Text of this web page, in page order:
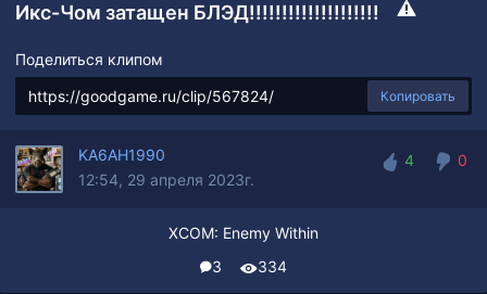
Икс-Чом затащен БЛЭД!!!!!!!!!!!!!!!!!!!!
Поделиться клипом
Копировать
KA6AH1990
12:54, 29 апреля 2023г.
4
0
XCOM: Enemy Within
3
334